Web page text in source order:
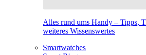
Alles rund ums Handy – Tipps,
weiteres Wissenswertes
Smartwatches